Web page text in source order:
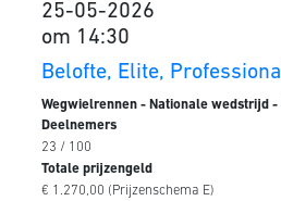
25-05-2026
om 14:30
Belofte, Elite,
Wegwielrennen - Nationale wedstrijd -
Deelnemers
23 / 100
Totale prijzengeld
€ 1.270,00 (Prijzenschema E)